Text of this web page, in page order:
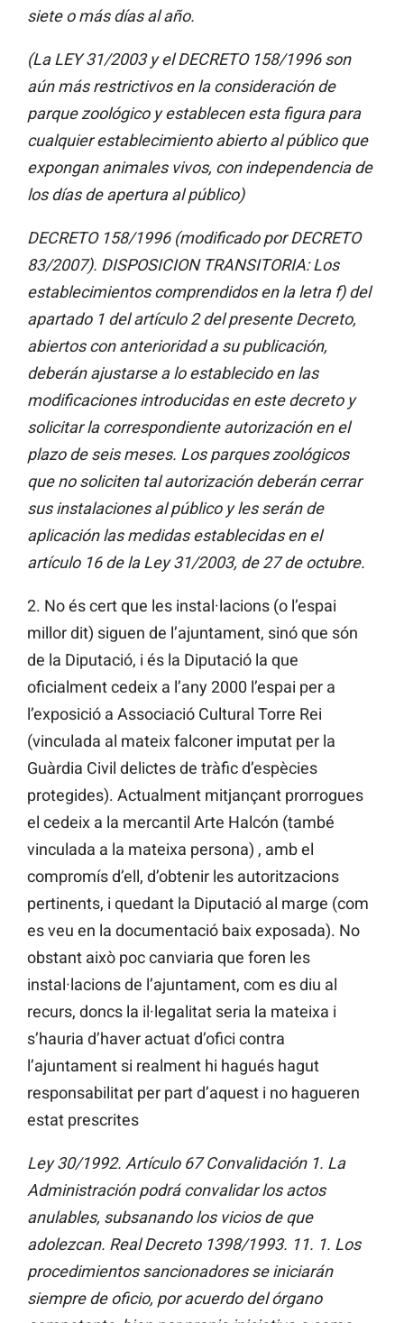
siete o más días al año.
(La LEY 31/2003 y el DECRETO 158/1996 son
aún más restrictivos en la consideración de
parque zoológico y establecen esta figura para
cualquier establecimiento abierto al público que
expongan animales vivos, con independencia de
los días de apertura al público)
DECRETO 158/1996 (modificado por DECRETO
83/2007). DISPOSICION TRANSITORIA: Los
establecimientos comprendidos en la letra f) del
apartado 1 del artículo 2 del presente Decreto,
abiertos con anterioridad a su publicación,
deberán ajustarse a lo establecido en las
modificaciones introducidas en este decreto y
solicitar la correspondiente autorización en el
plazo de seis meses. Los parques zoológicos
que no soliciten tal autorización deberán cerrar
sus instalaciones al público y les serán de
aplicación las medidas establecidas en el
artículo 16 de la Ley 31/2003, de 27 de octubre.
2. No és cert que les instal·lacions (o l’espai
millor dit) siguen de l’ajuntament, sinó que són
de la Diputació, i és la Diputació la que
oficialment cedeix a l’any 2000 l’espai per a
l’exposició a Associació Cultural Torre Rei
(vinculada al mateix falconer imputat per la
Guàrdia Civil delictes de tràfic d’espècies
protegides). Actualment mitjançant prorrogues
el cedeix a la mercantil Arte Halcón (també
vinculada a la mateixa persona) , amb el
compromís d’ell, d’obtenir les autoritzacions
pertinents, i quedant la Diputació al marge (com
es veu en la documentació baix exposada). No
obstant això poc canviaria que foren les
instal·lacions de l’ajuntament, com es diu al
recurs, doncs la il·legalitat seria la mateixa i
s’hauria d’haver actuat d’ofici contra
l’ajuntament si realment hi hagués hagut
responsabilitat per part d’aquest i no hagueren
estat prescrites
Ley 30/1992. Artículo 67 Convalidación 1. La
Administración podrá convalidar los actos
anulables, subsanando los vicios de que
adolezcan. Real Decreto 1398/1993. 11. 1. Los
procedimientos sancionadores se iniciarán
siempre de oficio, por acuerdo del órgano